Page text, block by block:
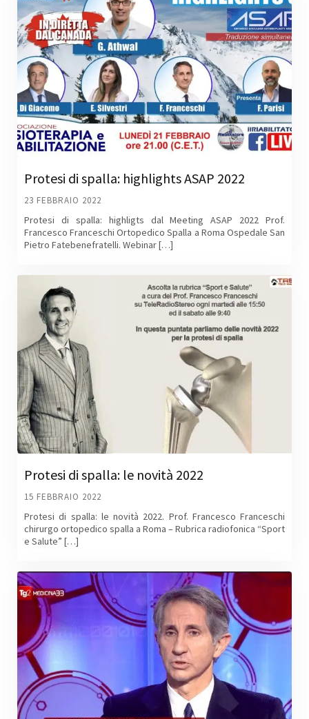
Protesi di spalla: highlights ASAP 2022
23 FEBBRAIO 2022
Protesi di spalla: highligts dal Meeting ASAP 2022 Prof.
Francesco Franceschi Ortopedico Spalla a Roma Ospedale San
Pietro Fatebenefratelli. Webinar […]
Protesi di spalla: le novità 2022
15 FEBBRAIO 2022
Protesi di spalla: le novità 2022. Prof. Francesco Franceschi
chirurgo ortopedico spalla a Roma – Rubrica radiofonica “Sport
e Salute” […]